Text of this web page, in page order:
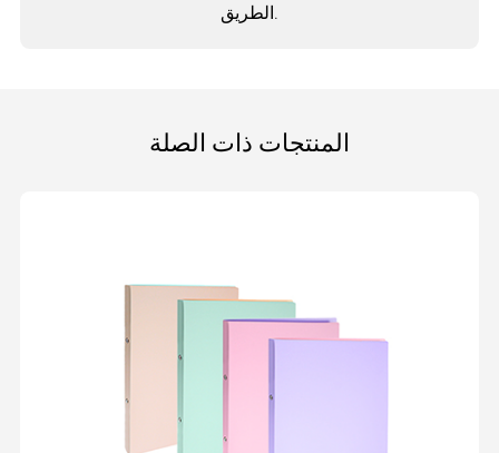
الطريق.
المنتجات ذات الصلة